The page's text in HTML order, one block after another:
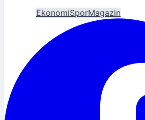
EkonomiSporMagazin